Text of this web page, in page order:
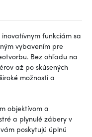
funkciám sa
vybavením pre
Bez ohľadu na
až po skúsených
možnosti a
objektívom a
a plynulé zábery v
poskytujú úplnú